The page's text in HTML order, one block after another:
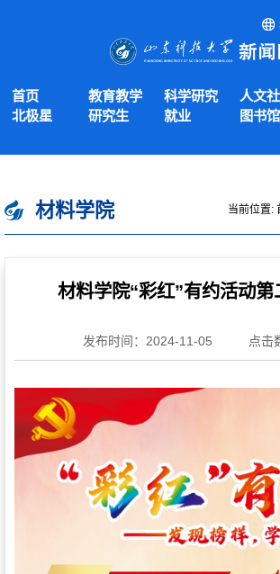
首页 教育教学 科学研究 人文
北极星
研究生 就业 图书馆
材料学院 当前位置:
材料学院“彩红”有约活动第
发布时间：2024-11-05 点击